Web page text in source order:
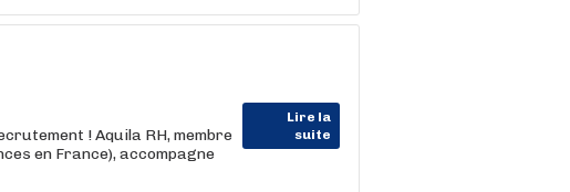
Lire la
suite
! Aquila RH, membre
en France), accompagne